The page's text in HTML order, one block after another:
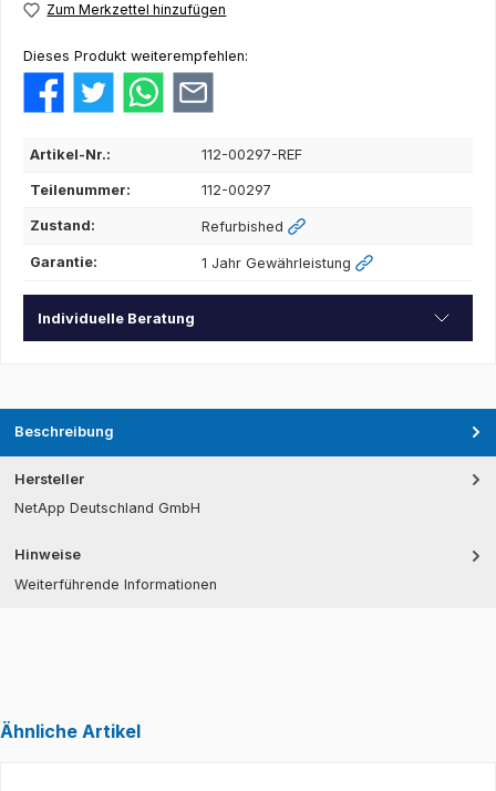
Zum Merkzettel hinzufügen
Dieses Produkt weiterempfehlen:
Artikel-Nr.: 112-00297-REF
Teilenummer: 112-00297
Zustand: Refurbished
Garantie: 1 Jahr Gewährleistung
Individuelle Beratung
Beschreibung
Hersteller
NetApp Deutschland GmbH
Hinweise
Weiterführende Informationen
Ähnliche Artikel